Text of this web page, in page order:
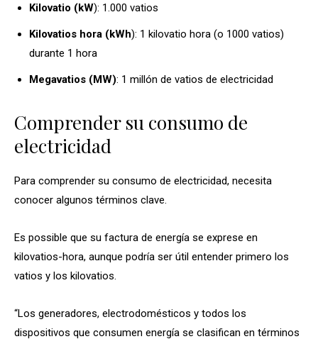
Kilovatio (kW): 1.000 vatios
Kilovatios hora (kWh): 1 kilovatio hora (o 1000 vatios)
durante 1 hora
Megavatios (MW): 1 millón de vatios de electricidad
Comprender su consumo de
electricidad
Para comprender su consumo de electricidad, necesita
conocer algunos términos clave.
Es possible que su factura de energía se exprese en
kilovatios-hora, aunque podría ser útil entender primero los
vatios y los kilovatios.
“Los generadores, electrodomésticos y todos los
dispositivos que consumen energía se clasifican en términos